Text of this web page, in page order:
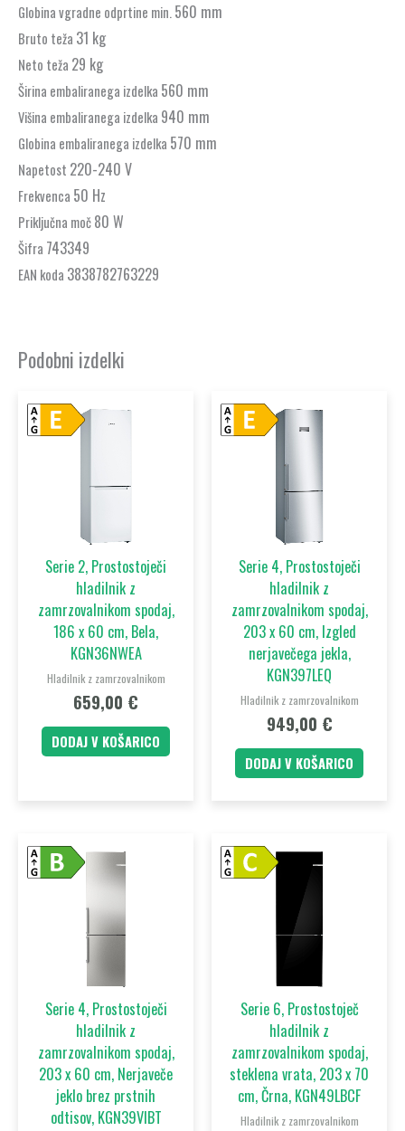
Globina vgradne odprtine min.560 mm
Bruto teža 31 kg
Neto teža 29 kg
Širina embaliranega izdelka 560 mm
Višina embaliranega izdelka 940 mm
Globina embaliranega izdelka 570 mm
Napetost 220-240 V
Frekvenca 50 Hz
Priključna moč80 W
Šifra 743349
EAN koda 3838782763229
Podobni izdelki
Serie 2, Prostostoječi
hladilnik z
zamrzovalnikom spodaj,
186 x 60 cm, Bela,
KGN36NWEA
Hladilnik z zamrzovalnikom
659,00 €
DODAJ V KOŠARICO
Serie 4, Prostostoječi
hladilnik z
zamrzovalnikom spodaj,
203 x 60 cm, Izgled
nerjavečega jekla,
KGN397LEQ
Hladilnik z zamrzovalnikom
949,00 €
DODAJ V KOŠARICO
Serie 4, Prostostoječi
hladilnik z
zamrzovalnikom spodaj,
203 x 60 cm, Nerjaveče
jeklo brez prstnih
odtisov, KGN39VIBT
Serie 6, Prostostoječ
hladilnik z
zamrzovalnikom spodaj,
steklena vrata, 203 x 70
cm, Črna, KGN49LBCF
Hladilnik z zamrzovalnikom